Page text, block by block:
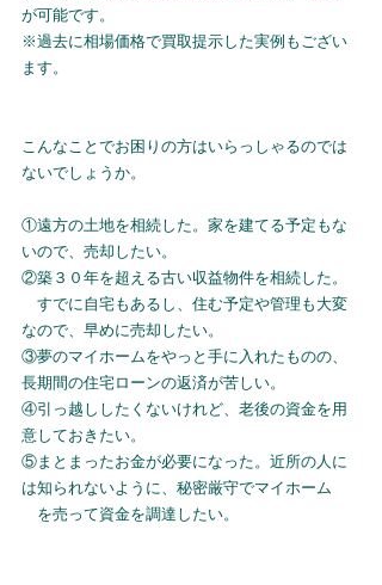
が可能です。
※過去に相場価格で買取提示した実例もござい
ます。
こんなことでお困りの方はいらっしゃるのでは
ないでしょうか。
①遠方の土地を相続した。家を建てる予定もな
いので、売却したい。
②築３０年を超える古い収益物件を相続した。
すでに自宅もあるし、住む予定や管理も大変
なので、早めに売却したい。
③夢のマイホームをやっと手に入れたものの、
長期間の住宅ローンの返済が苦しい。
④引っ越ししたくないけれど、老後の資金を用
意しておきたい。
⑤まとまったお金が必要になった。近所の人に
は知られないように、秘密厳守でマイホーム
を売って資金を調達したい。